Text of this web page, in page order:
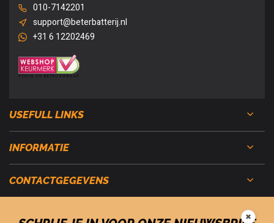
010-7142201
support@beterbatterij.nl
+31 6 12202469
USEFULL LINKS
INFORMATIE
CONTACTGEGEVENS
✖